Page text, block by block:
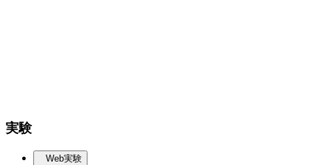
実験
Web実験